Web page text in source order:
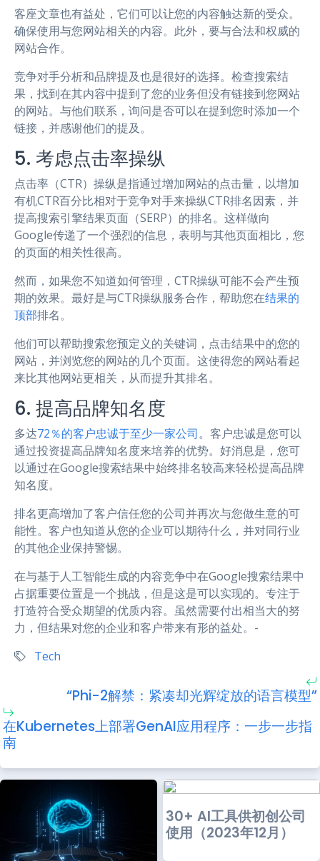
客座文章也有益处，它们可以让您的内容触达新的受众。
确保使用与您网站相关的内容。此外，要与合法和权威的
网站合作。
竞争对手分析和品牌提及也是很好的选择。检查搜索结
果，找到在其内容中提到了您的业务但没有链接到您网站
的网站。与他们联系，询问是否可以在提到您时添加一个
链接，并感谢他们的提及。
5. 考虑点击率操纵
点击率（CTR）操纵是指通过增加网站的点击量，以增加
有机CTR百分比相对于竞争对手来操纵CTR排名因素，并
提高搜索引擎结果页面（SERP）的排名。这样做向
Google传递了一个强烈的信息，表明与其他页面相比，您
的页面的相关性很高。
然而，如果您不知道如何管理，CTR操纵可能不会产生预
期的效果。最好是与CTR操纵服务合作，帮助您在结果的
顶部排名。
他们可以帮助搜索您预定义的关键词，点击结果中的您的
网站，并浏览您的网站的几个页面。这使得您的网站看起
来比其他网站更相关，从而提升其排名。
6. 提高品牌知名度
多达72％的客户忠诚于至少一家公司。客户忠诚是您可以
通过投资提高品牌知名度来培养的优势。好消息是，您可
以通过在Google搜索结果中始终排名较高来轻松提高品牌
知名度。
排名更高增加了客户信任您的公司并再次与您做生意的可
能性。客户也知道从您的企业可以期待什么，并对同行业
的其他企业保持警惕。
在与基于人工智能生成的内容竞争中在Google搜索结果中
占据重要位置是一个挑战，但是这是可以实现的。专注于
打造符合受众期望的优质内容。虽然需要付出相当大的努
力，但结果对您的企业和客户带来有形的益处。-
Tech
“Phi-2解禁：紧凑却光辉绽放的语言模型”
在Kubernetes上部署GenAI应用程序：一步一步指
南
30+ AI工具供初创公司
使用（2023年12月）